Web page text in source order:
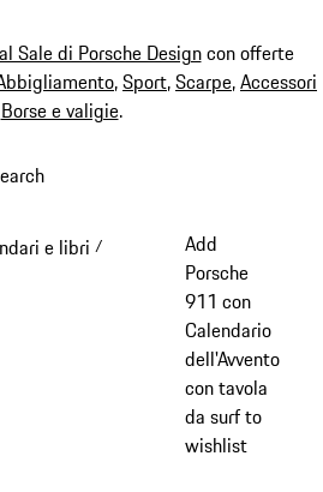
Sale di Porsche Designcon offerte
,Sport,Scarpe,Accessori
Borse e valigie.
e libri /
Add
Porsche
911 con
Calendario
dell'Avvento
con tavola
da surf to
wishlist